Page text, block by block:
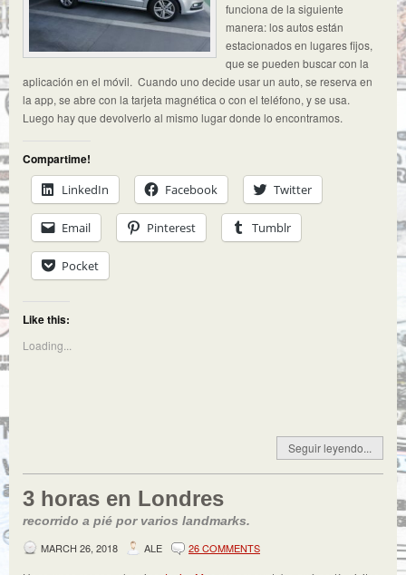
funciona de la siguiente
manera: los autos están
estacionados en lugares fijos,
que se pueden buscar con la
aplicación en el móvil. Cuando uno decide usar un auto, se reserva en
la app, se abre con la tarjeta magnética o con el teléfono, y se usa.
Luego hay que devolverlo al mismo lugar donde lo encontramos.
Compartime!
LinkedIn
Facebook Twitter
Email Pinterest Tumblr
Pocket
Like this:
Loading...
Seguir leyendo...
3 horas en Londres
recorrido a pié por varios landmarks.
MARCH 26, 2018
ALE 26 COMMENTS